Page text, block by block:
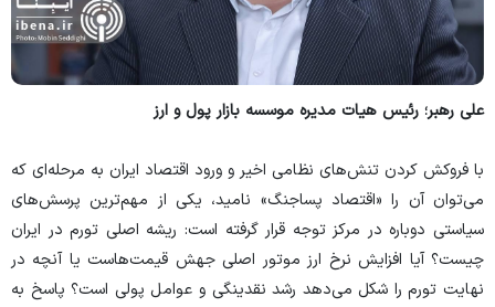
علی رهبر؛ رئیس هیات مدیره موسسه بازار پول و ارز
با فروکش کردن تنش‌های نظامی اخیر و ورود اقتصاد ایران به مرحله‌ای که
می‌توان آن را «اقتصاد پسا‌جنگ» نامید، یکی از مهم‌ترین پرسش‌های
سیاستی دوباره در مرکز توجه قرار گرفته است: ریشه اصلی تورم در ایران
چیست؟ آیا افزایش نرخ ارز موتور اصلی جهش قیمت‌هاست یا آنچه در
نهایت تورم را شکل می‌دهد رشد نقدینگی و عوامل پولی است؟ پاسخ به